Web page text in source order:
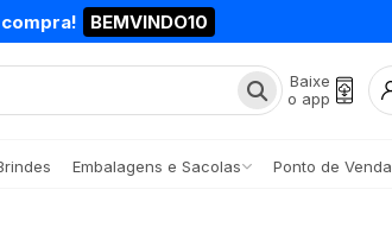
BEMVINDO10
Baixe
o app
Embalagens e Sacolas Ponto de Venda